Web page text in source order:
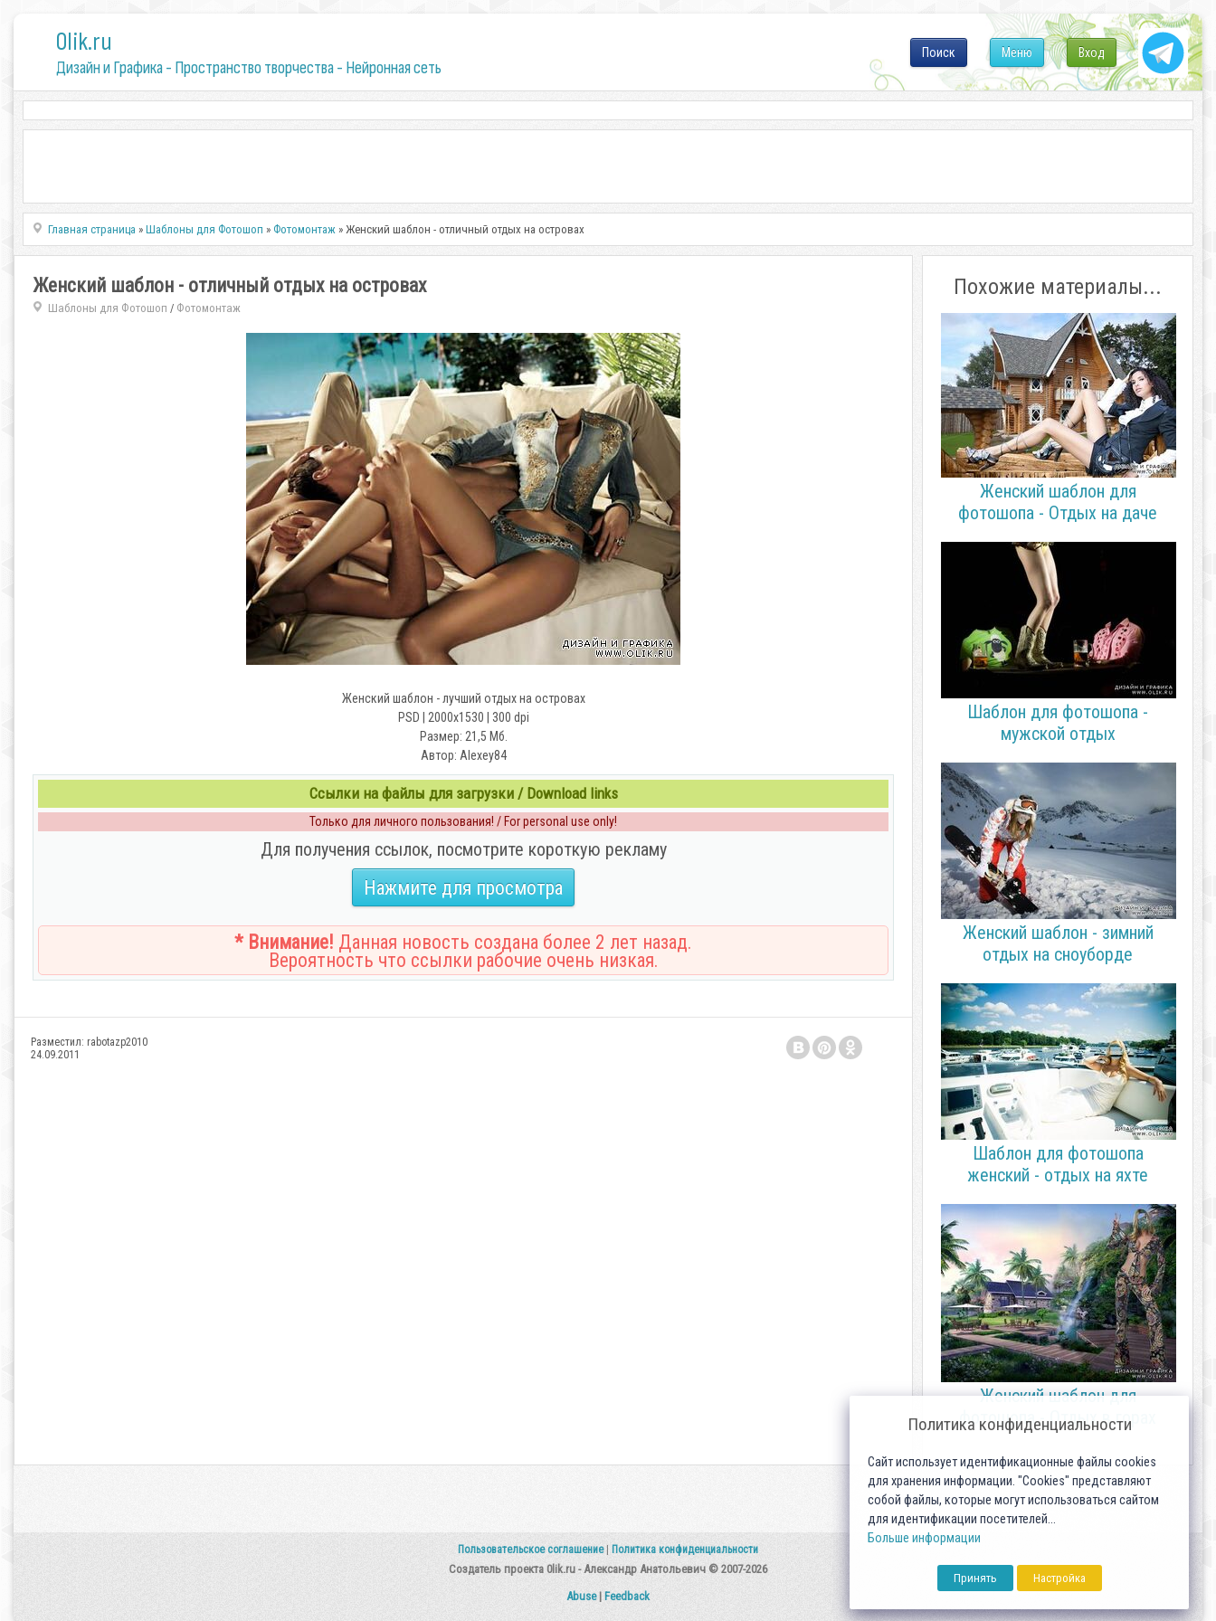
0lik.ru
Дизайн и Графика - Пространство творчества - Нейронная сеть
Вход
Меню
Поиск
Главная страница »Шаблоны для Фотошоп » Фотомонтаж » Женский шаблон - отличный отдых на островах
Женский шаблон - отличный отдых на островах
Шаблоны для Фотошоп / Фотомонтаж
Женский шаблон - лучший отдых на островах
PSD | 2000x1530 | 300 dpi
Размер: 21,5 Мб.
Автор: Alexey84
Ссылки на файлы для загрузки / Download links
Только для личного пользования! / For personal use only!
Для получения ссылок, посмотрите короткую рекламу
Нажмите для просмотра
* Внимание! Данная новость создана более 2 лет назад.
Вероятность что ссылки рабочие очень низкая.
Разместил: rabotazp2010
24.09.2011
Похожие материалы...
Женский шаблон для
фотошопа - Отдых на даче
Шаблон для фотошопа -
мужской отдых
Женский шаблон - зимний
отдых на сноуборде
Шаблон для фотошопа
женский - отдых на яхте
Женский шаблон для
фотошопа - Отдых в горах
Пользовательское соглашение Политика конфиденциальности
Создатель проекта 0lik.ru - Александр Анатольевич © 2007-2026
Abuse| Feedback
Политика конфиденциальности
Сайт использует идентификационные файлы cookies
для хранения информации. "Cookies" представляют
собой файлы, которые могут использоваться сайтом
для идентификации посетителей...
Больше информации
Принять Настройка